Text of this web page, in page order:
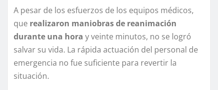
A pesar de los esfuerzos de los equipos médicos,
que realizaron maniobras de reanimación
durante una hora y veinte minutos, no se logró
salvar su vida. La rápida actuación del personal de
emergencia no fue suficiente para revertir la
situación.